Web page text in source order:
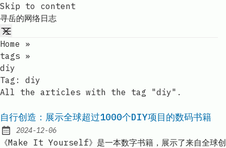
Skip to content
寻岳的网络日志
Home
»
tags »
diy
Tag: diy
All the articles with the tag "diy".
自行创造：展示全球超过1000个DIY项目的数码书籍
Published:
2024-12-06
《Make It Yourself》是一本数字书籍，展示了来自全球创